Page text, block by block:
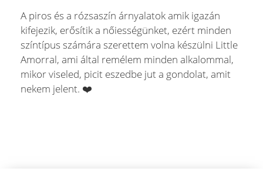
A piros és a rózsaszín árnyalatok amik igazán
kifejezik, erősítik a nőiességünket, ezért minden
színtípus számára szerettem volna készülni Little
Amorral, ami által remélem minden alkalommal,
mikor viseled, picit eszedbe jut a gondolat, amit
nekem jelent. ❤️